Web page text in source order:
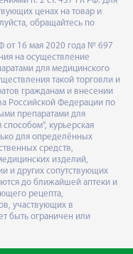
ценах на товар и
обращайтесь по
от 16 мая 2020 года № 697
на осуществление
для медицинского
такой торговли и
гражданам и внесении
Российской Федерации по
препаратами для
курьерская
для определённых
средств,
изделий,
и других сопутствующих
до ближайшей аптеки и
рецепта,
участвующих в
быть ограничен или